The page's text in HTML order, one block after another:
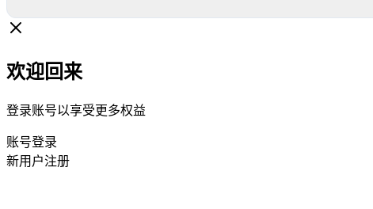
欢迎回来
登录账号以享受更多权益
账号登录
新用户注册